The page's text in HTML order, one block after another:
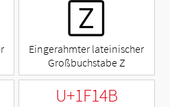
🅉
Eingerahmter lateinischer
Großbuchstabe Z
U+1F14B